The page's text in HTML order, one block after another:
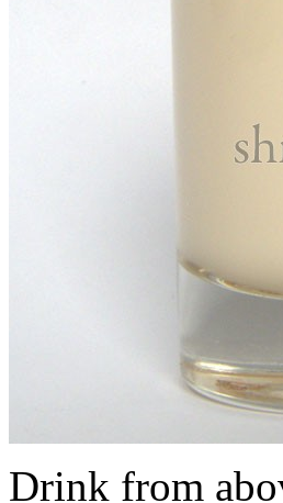
Drink from